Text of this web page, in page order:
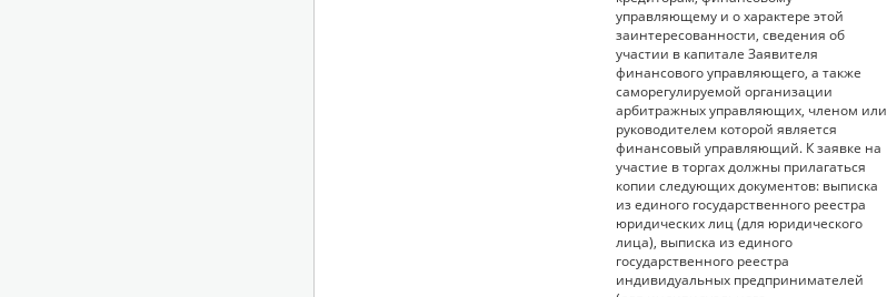
управляющему и о характере этой
заинтересованности, сведения об
участии в капитале Заявителя
финансового управляющего, а также
саморегулируемой организации
арбитражных управляющих, членом или
руководителем которой является
финансовый управляющий. К заявке на
участие в торгах должны прилагаться
копии следующих документов: выписка
из единого государственного реестра
юридических лиц (для юридического
лица), выписка из единого
государственного реестра
индивидуальных предпринимателей